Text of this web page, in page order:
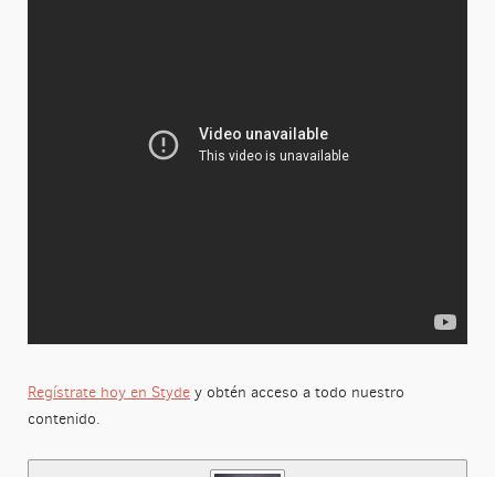
Regístrate hoy en Stydey obtén acceso a todo nuestro
contenido.